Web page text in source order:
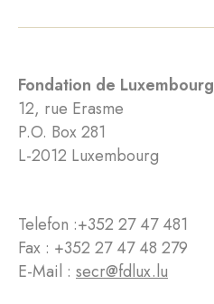
Fondation de Luxembourg
12, rue Erasme
P.O. Box 281
L-2012 Luxembourg
Telefon :+352 27 47 481
Fax : +352 27 47 48 279
E-Mail : secr@fdlux.lu